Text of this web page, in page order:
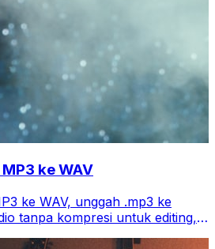
ke WAV
ke WAV, unggah .mp3 ke
tanpa kompresi untuk editing,